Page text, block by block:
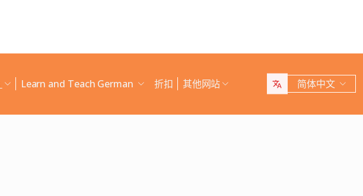
Learn and Teach German 折扣 其他网站 简体中文